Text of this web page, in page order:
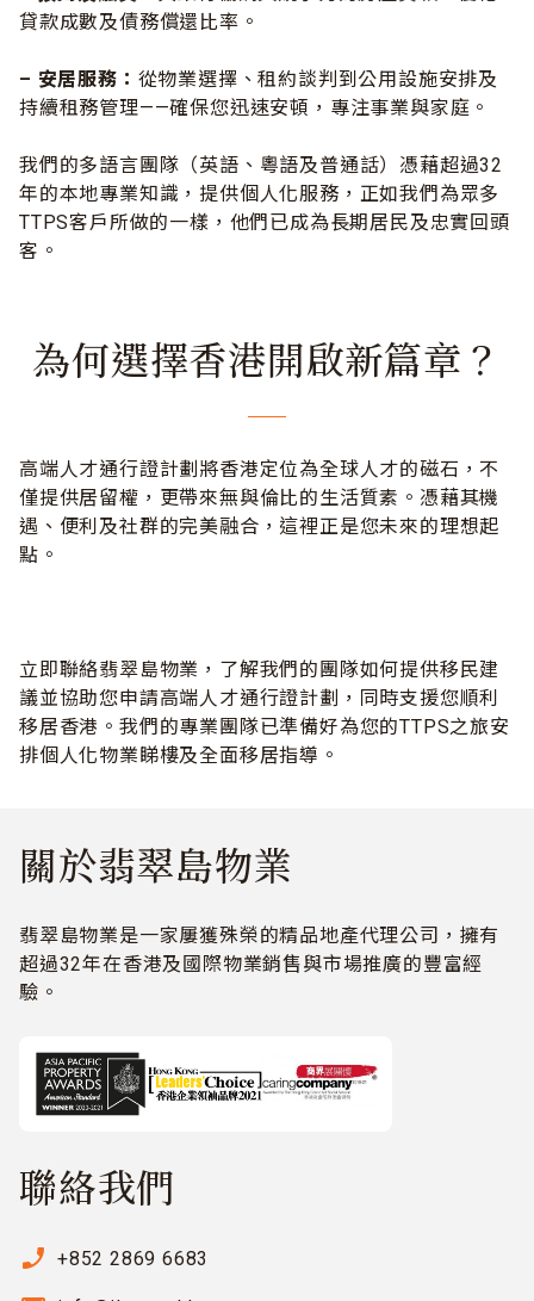
貸款成數及債務償還比率。
– 安居服務： 從物業選擇、租約談判到公用設施安排及
持續租務管理——確保您迅速安頓，專注事業與家庭。
我們的多語言團隊（英語、粵語及普通話）憑藉超過32
年的本地專業知識，提供個人化服務，正如我們為眾多
TTPS客戶所做的一樣，他們已成為長期居民及忠實回頭
客。
為何選擇香港開啟新篇章？
高端人才通行證計劃將香港定位為全球人才的磁石，不
僅提供居留權，更帶來無與倫比的生活質素。憑藉其機
遇、便利及社群的完美融合，這裡正是您未來的理想起
點。
立即聯絡翡翠島物業，了解我們的團隊如何提供移民建
議並協助您申請高端人才通行證計劃，同時支援您順利
移居香港。我們的專業團隊已準備好為您的TTPS之旅安
排個人化物業睇樓及全面移居指導。
關於翡翠島物業
翡翠島物業是一家屢獲殊榮的精品地產代理公司，擁有
超過32年在香港及國際物業銷售與市場推廣的豐富經
驗。
聯絡我們
phone_enabled +852 2869 6683